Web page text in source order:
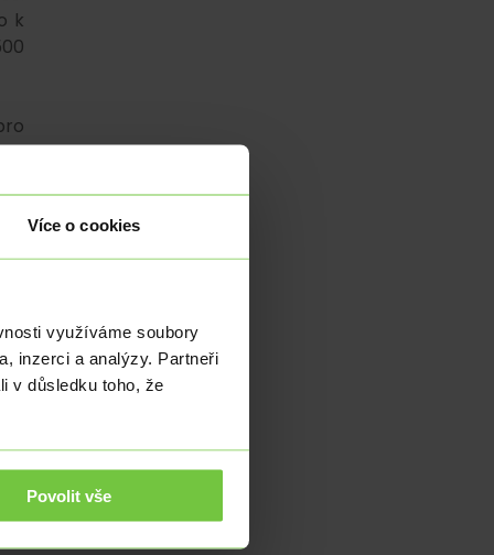
Více o cookies
využíváme soubory
inzerci a analýzy. Partneři
v důsledku toho, že
Povolit vše
k